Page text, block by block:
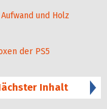
und Holz
der PS5
Inhalt